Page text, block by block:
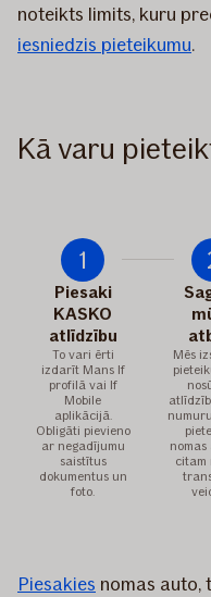
noteikts limits, kuru
iesniedzis pieteikumu.
Kā varu
1
Piesaki
KASKO
atlīdzību
To vari ērti
izdarīt Mans If
profilā vai If
Mobile
aplikācijā.
Obligāti pievieno
ar negadījumu
saistītus
dokumentus un
foto.
Mēs
citam
Piesakies nomas auto,